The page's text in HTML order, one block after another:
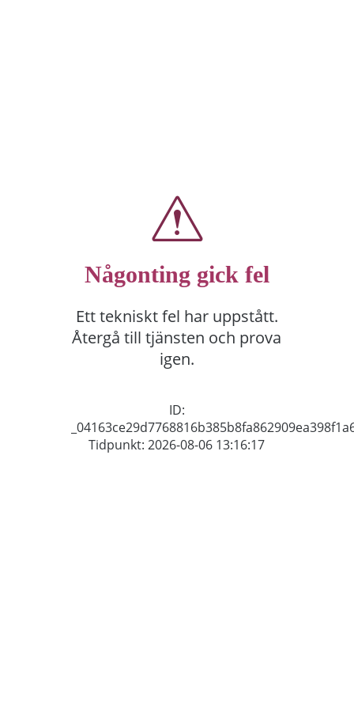
Någonting gick fel
Ett tekniskt fel har uppstått.
Återgå till tjänsten och prova
igen.
ID:
Tidpunkt: 2026-08-06 13:16:17